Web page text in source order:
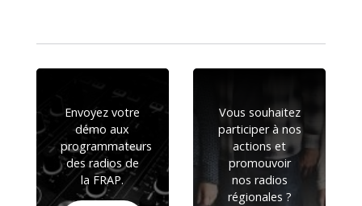
Envoyez votre
démo aux
programmateurs
des radios de
la FRAP.
Vous souhaitez
participer à nos
actions et
promouvoir
nos radios
régionales ?